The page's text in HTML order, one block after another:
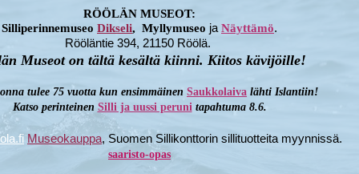
RÖÖLÄN MUSEOT:
Silliperinnemuseo Dikseli, Myllymuseo ja Näyttämö.
Rööläntie 394, 21150 Röölä.
Museot on tältä kesältä kiinni. Kiitos kävijöille!
tulee 75 vuotta kun ensimmäinen Saukkolaiva lähti Islantiin!
Katso perinteinen Silli ja uussi perunitapahtuma 8.6.
Museokauppa, Suomen Sillikonttorin sillituotteita myynnissä.
saaristo-opas